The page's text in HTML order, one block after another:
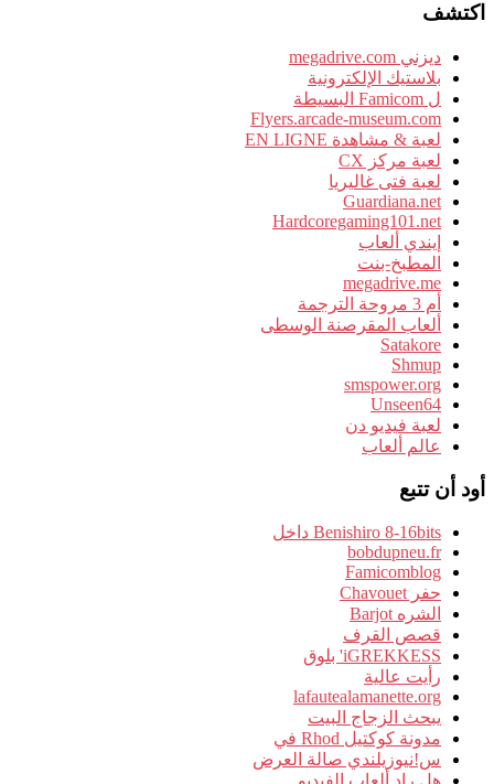
اكتشف
ديزني megadrive.com
بلاستيك الإلكترونية
ل Famicom البسيطة
Flyers.arcade-museum.com
لعبة & مشاهدة EN LIGNE
لعبة مركز CX
لعبة فتى غاليريا
Guardiana.net
Hardcoregaming101.net
إيندي ألعاب
المطبخ-بنت
megadrive.me
أم 3 مروحة الترجمة
ألعاب المقرصنة الوسطى
Satakore
Shmup
smspower.org
Unseen64
لعبة فيديو دن
عالم ألعاب
أود أن تتبع
Benishiro 8-16bits داخل
bobdupneu.fr
Famicomblog
حفر Chavouet
الشره Barjot
قصص القرف
iGREKKESS' بلوق
رأيت عالية
lafautealamanette.org
يبحث الزجاج البيت
مدونة كوكتيل Rhod في
س!نيوزيلندي صالة العرض